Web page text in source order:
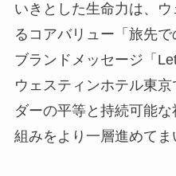
いきとした生命力は、
るコアバリュー「旅先
ブランドメッセージ「
ウェスティンホテル東
ダーの平等と持続可能
組みをより一層進めてま